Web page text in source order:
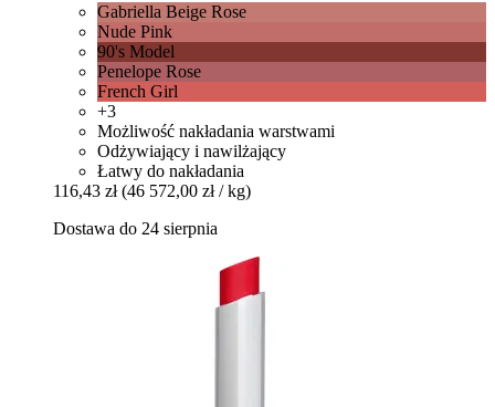
Gabriella Beige Rose
Nude Pink
90's Model
Penelope Rose
French Girl
+3
Możliwość nakładania warstwami
Odżywiający i nawilżający
Łatwy do nakładania
116,43 zł (46 572,00 zł / kg)
Dostawa do 24 sierpnia